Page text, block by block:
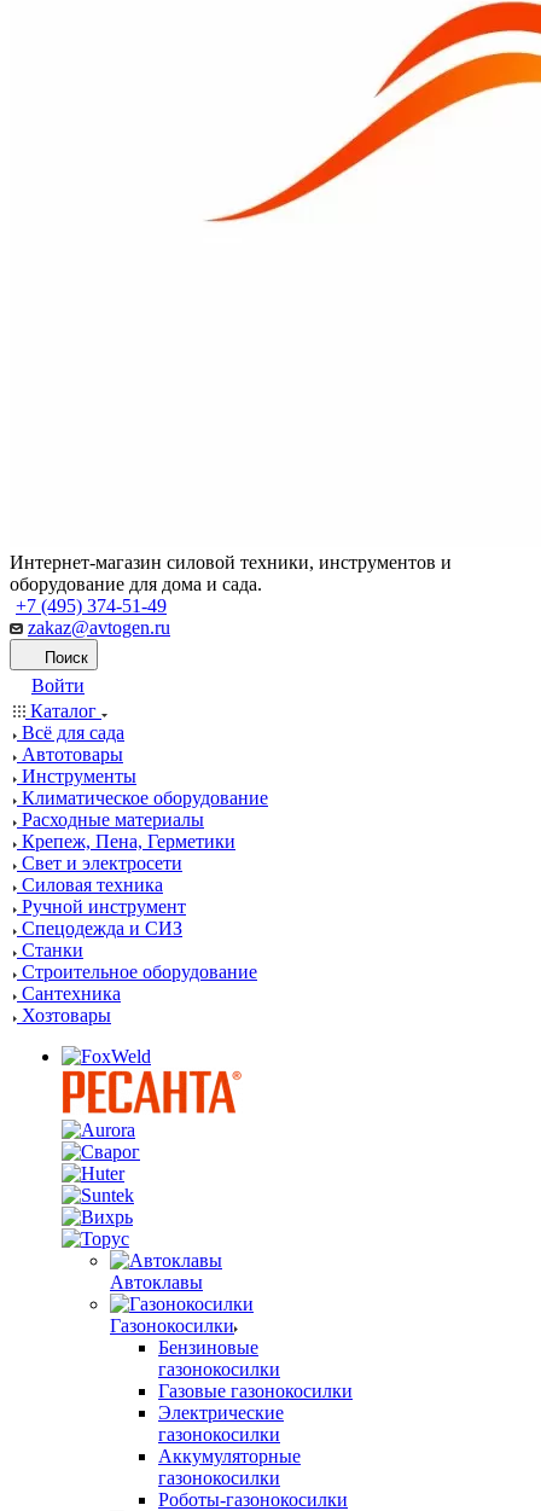
Интернет-магазин силовой техники, инструментов и
оборудование для дома и сада.
+7 (495) 374-51-49
zakaz@avtogen.ru
Поиск
Войти
Каталог
Всё для сада
Автотовары
Инструменты
Климатическое оборудование
Расходные материалы
Крепеж, Пена, Герметики
Свет и электросети
Силовая техника
Ручной инструмент
Спецодежда и СИЗ
Станки
Строительное оборудование
Сантехника
Хозтовары
Автоклавы
Газонокосилки
Бензиновые
газонокосилки
Газовые газонокосилки
Электрические
газонокосилки
Аккумуляторные
газонокосилки
Роботы-газонокосилки